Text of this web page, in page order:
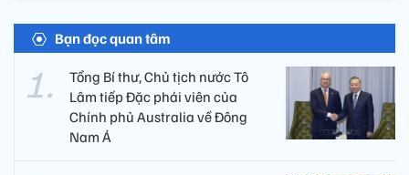
Bạn đọc quan tâm
Tổng Bí thư, Chủ tịch nước Tô
Lâm tiếp Đặc phái viên của
Chính phủ Australia về Đông
Nam Á